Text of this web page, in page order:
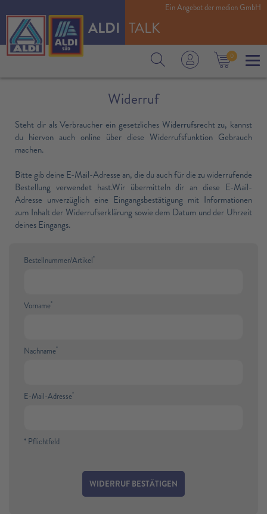
ALDI TALK
0
Ein Angebot der medion GmbH
Widerruf
Steht dir als Verbraucher ein gesetzliches Widerrufsrecht zu, kannst
du hiervon auch online über diese Widerrufsfunktion Gebrauch
machen.
Bitte gib deine E-Mail-Adresse an, die du auch für die zu widerrufende
Bestellung verwendet hast.Wir übermitteln dir an diese E-Mail-
Adresse unverzüglich eine Eingangsbestätigung mit Informationen
zum Inhalt der Widerrufserklärung sowie dem Datum und der Uhrzeit
deines Eingangs.
Bestellnummer/Artikel*
Vorname*
Nachname*
E-Mail-Adresse*
* Pflichtfeld
WIDERRUF BESTÄTIGEN